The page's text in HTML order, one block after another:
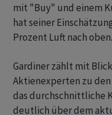
mit "Buy" und einem
hat seiner
Prozent Luft nach oben.
Gardiner zählt mit
Aktienexperten zu
das durchschnittliche
deutlich über dem